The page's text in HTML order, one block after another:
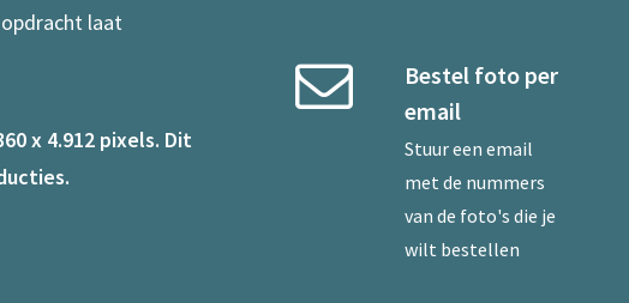
laat
x 4.912 pixels. Dit
Bestel foto per
email
Stuur een email
met de nummers
van de foto's die je
wilt bestellen